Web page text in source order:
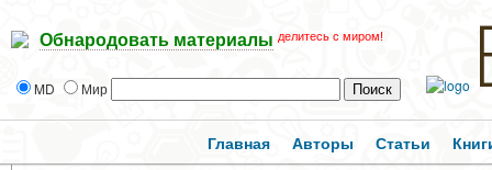
Обнародовать материалы делитесь с миром!
MD Мир
Главная Авторы Статьи